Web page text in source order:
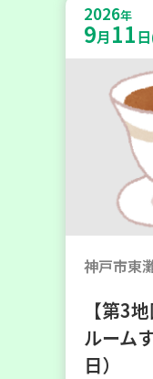
2026年
9月 11
神戸市東
【第3
ルーム
日）